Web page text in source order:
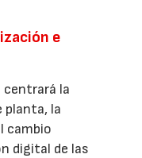
e
centrará la
planta, la
cambio
digital de las